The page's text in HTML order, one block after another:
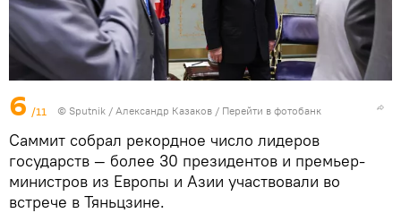
6 /11 © Sputnik / Александр Казаков / Перейти в фотобанк
Саммит собрал рекордное число лидеров
государств — более 30 президентов и премьер-
министров из Европы и Азии участвовали во
встрече в Тяньцзине.